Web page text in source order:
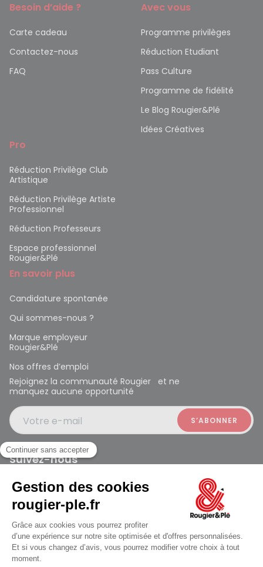
jusqu'au Lundi à 10:00
Besoin d’aide ?
Carte cadeau
Contactez-nous
FAQ
Avec vous
Programme privilèges
Réduction Etudiant
Pass Culture
Programme de fidélité
Le Blog Rougier&Plé
Idées Créatives
Pro
Réduction Privilège Club
Artistique
Réduction Privilège Artiste
Professionnel
Réduction Professeurs
Espace professionnel
Rougier&Plé
En savoir plus
Candidature spontanée
Qui sommes-nous ?
Marque employeur
Rougier&Plé
Nos offres d’emploi
Rejoignez la communauté Rougier et ne
manquez aucune opportunité
Votre e-mail
Suivez-nous
Rougier et Plé 2024 Copyright